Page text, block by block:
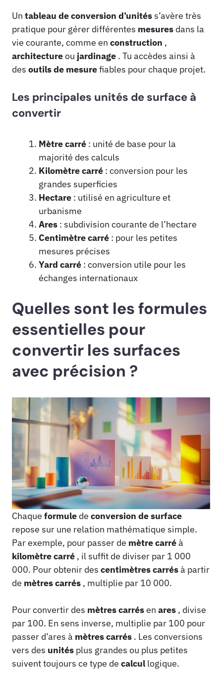
Un tableau de conversion d’unitéss’avère très
pratique pour gérer différentes mesures dans la
vie courante, comme en construction ,
architectureou jardinage . Tu accèdes ainsi à
des outils de mesurefiables pour chaque projet.
Les principales unités de surface à
convertir
Mètre carré : unité de base pour la
majorité des calculs
Kilomètre carré : conversion pour les
grandes superficies
Hectare : utilisé en agriculture et
urbanisme
Ares : subdivision courante de l’hectare
Centimètre carré : pour les petites
mesures précises
Yard carré : conversion utile pour les
échanges internationaux
Quelles sont les formules
essentielles pour
convertir les surfaces
avec précision ?
Chaque formule de conversion de surface
repose sur une relation mathématique simple.
Par exemple, pour passer de mètre carréà
kilomètre carré , il suffit de diviser par 1 000
000. Pour obtenir des centimètres carrésà partir
de mètres carrés , multiplie par 10 000.
Pour convertir des mètres carrésen ares , divise
par 100. En sens inverse, multiplie par 100 pour
passer d’ares à mètres carrés . Les conversions
vers des unités plus grandes ou plus petites
suivent toujours ce type de calcul logique.